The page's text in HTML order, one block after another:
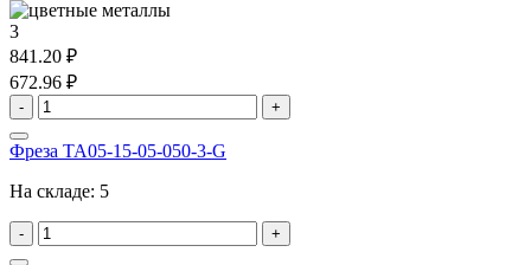
3
841.20 ₽
672.96 ₽
- +
Фреза TA05-15-05-050-3-G
На складе: 5
- +